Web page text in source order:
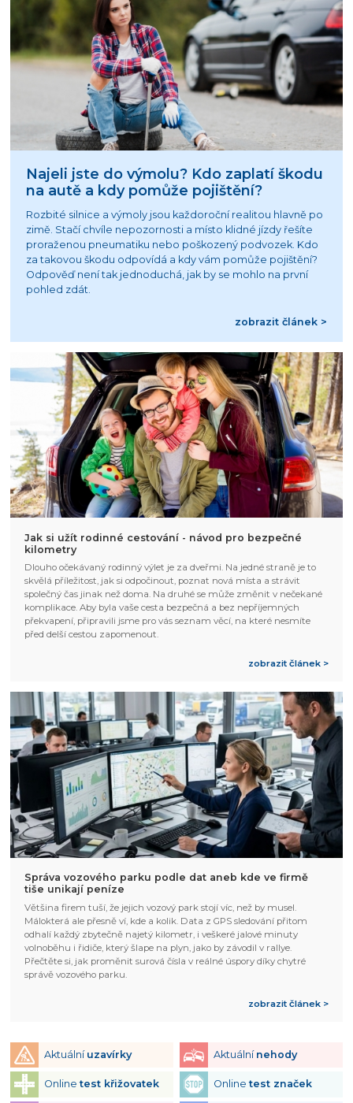
Najeli jste do výmolu? Kdo zaplatí škodu
na autě a kdy pomůže pojištění?
Rozbité silnice a výmoly jsou každoroční realitou hlavně po
zimě. Stačí chvíle nepozornosti a místo klidné jízdy řešíte
proraženou pneumatiku nebo poškozený podvozek. Kdo
za takovou škodu odpovídá a kdy vám pomůže pojištění?
Odpověď není tak jednoduchá, jak by se mohlo na první
pohled zdát.
zobrazit článek >
Jak si užít rodinné cestování - návod pro bezpečné
kilometry
Dlouho očekávaný rodinný výlet je za dveřmi. Na jedné straně je to
skvělá příležitost, jak si odpočinout, poznat nová místa a strávit
společný čas jinak než doma. Na druhé se může změnit v nečekané
komplikace. Aby byla vaše cesta bezpečná a bez nepříjemných
překvapení, připravili jsme pro vás seznam věcí, na které nesmíte
před delší cestou zapomenout.
zobrazit článek >
Správa vozového parku podle dat aneb kde ve firmě
tiše unikají peníze
Většina firem tuší, že jejich vozový park stojí víc, než by musel.
Málokterá ale přesně ví, kde a kolik. Data z GPS sledování přitom
odhalí každý zbytečně najetý kilometr, i veškeré jalové minuty
volnoběhu i řidiče, který šlape na plyn, jako by závodil v rallye.
Přečtěte si, jak proměnit surová čísla v reálné úspory díky chytré
správě vozového parku.
zobrazit článek >
Aktuální uzavírky Aktuální nehody
Onlinetest křižovatek Onlinetest značek